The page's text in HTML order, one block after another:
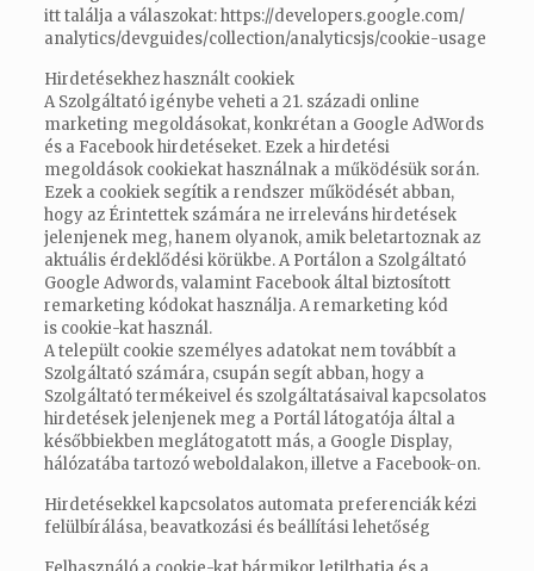
itt találja a válaszokat:https://developers.google.com/
analytics/devguides/collection/analyticsjs/cookie-usage
Hirdetésekhez használt cookiek
A Szolgáltató igénybe veheti a 21. századi online
marketing megoldásokat, konkrétan a Google AdWords
és a Facebook hirdetéseket. Ezek a hirdetési
megoldások cookiekat használnak a működésük során.
Ezek a cookiek segítik a rendszer működését abban,
hogy az Érintettek számára ne irreleváns hirdetések
jelenjenek meg, hanem olyanok, amik beletartoznak az
aktuális érdeklődési körükbe. A Portálon a Szolgáltató
Google Adwords, valamint Facebook által biztosított
remarketing kódokat használja. A remarketing kód
is cookie-kat használ.
A települt cookie személyes adatokat nem továbbít a
Szolgáltató számára, csupán segít abban, hogy a
Szolgáltató termékeivel és szolgáltatásaival kapcsolatos
hirdetések jelenjenek meg a Portál látogatója által a
későbbiekben meglátogatott más, a Google Display,
hálózatába tartozó weboldalakon, illetve a Facebook-on.
Hirdetésekkel kapcsolatos automata preferenciák kézi
felülbírálása, beavatkozási és beállítási lehetőség